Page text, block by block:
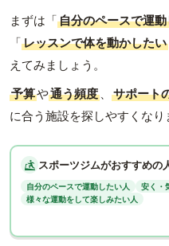
まずは「自分のペースで運
「レッスンで体を動かしたい
えてみましょう。
予算や通う頻度 、 サポート
に合う施設を探しやすくなり
スポーツジムがおすすめの
自分のペースで運動したい人
安く・
様々な運動をして楽しみたい人